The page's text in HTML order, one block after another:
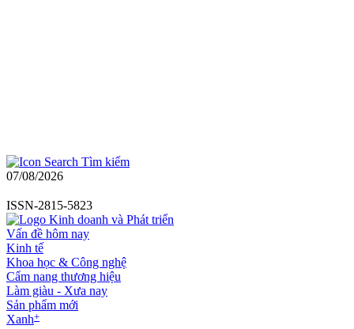
Tìm kiếm
07/08/2026
ISSN-2815-5823
Vấn đề hôm nay
Kinh tế
Khoa học & Công nghệ
Cẩm nang thương hiệu
Làm giàu - Xưa nay
Sản phẩm mới
Xanh+